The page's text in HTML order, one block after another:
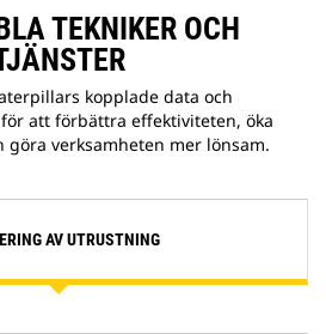
TEKNIKER OCH
kopplade data och
att förbättra effektiviteten, öka
göra verksamheten mer lönsam.
AV UTRUSTNING